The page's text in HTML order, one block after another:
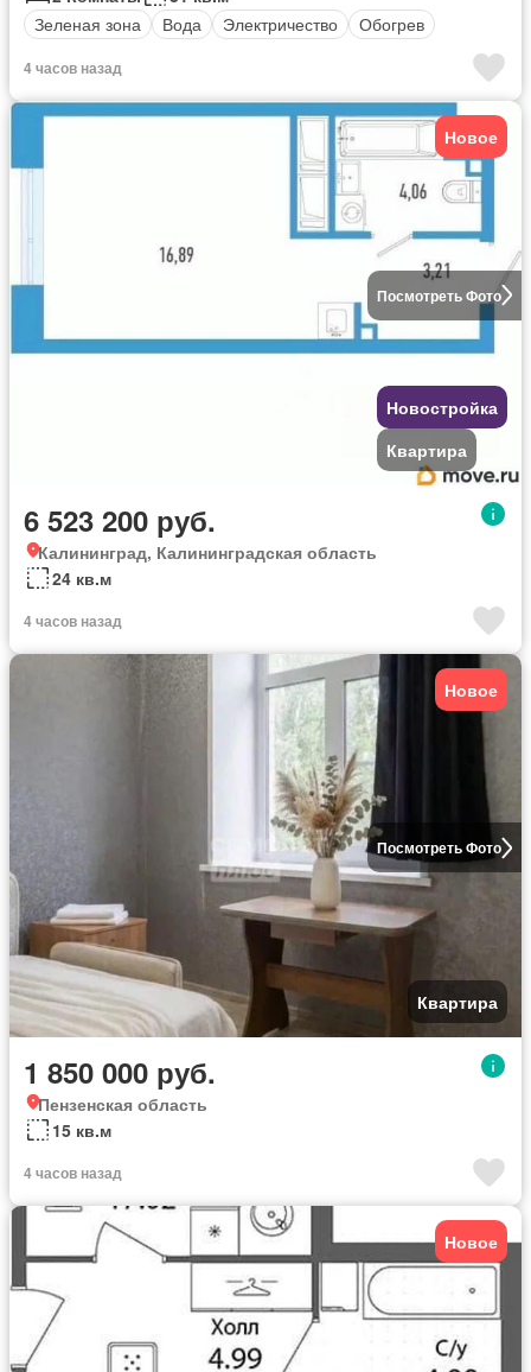
Зеленая зона
Вода Электричество Обогрев
4 часов назад
Посмотреть Фото
Новое
Новостройка
Квартира
6 523 200 руб.
Калининград, Калининградская область
24 кв.м
4 часов назад
Посмотреть Фото
Новое
Квартира
1 850 000 руб.
Пензенская область
15 кв.м
4 часов назад
Новое